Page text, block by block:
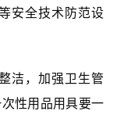
安全技术防范设
洁，加强卫生管
性用品用具要一